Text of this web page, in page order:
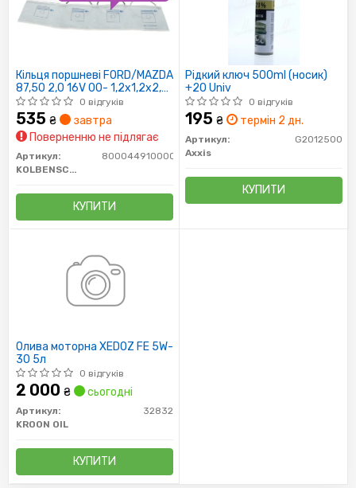
Кільця поршневі FORD/MAZDA
87,50 2,0 16V 00- 1,2x1,2x2,5
(вир-во KS)
0 відгуків
535 ₴
завтра
Поверненню не підлягає
Артикул:
800044910000
KOLBENSCHMIDT
КУПИТИ
Рідкий ключ 500ml (носик)
+20 Univ
0 відгуків
195 ₴ термін 2 дн.
Артикул:
G2012500
Axxis
КУПИТИ
Олива моторна XEDOZ FE 5W-
30 5л
0 відгуків
2 000 ₴ сьогодні
Артикул:
32832
KROON OIL
КУПИТИ